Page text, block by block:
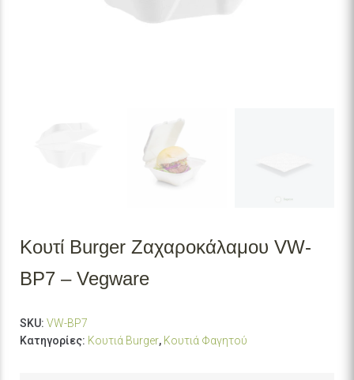
Κουτί Burger Ζαχαροκάλαμου VW-
BP7 – Vegware
SKU: VW-BP7
Κατηγορίες: Κουτιά Burger, Κουτιά Φαγητού